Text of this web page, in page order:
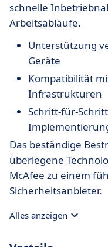
schnelle
Arbeitsabläufe.
Unterstützung
Geräte
Kompatibilität
Infrastrukturen
Schritt-für-
Das beständige
überlegene
McAfee zu einem
Sicherheitsanbieter.
Alles anzeigen